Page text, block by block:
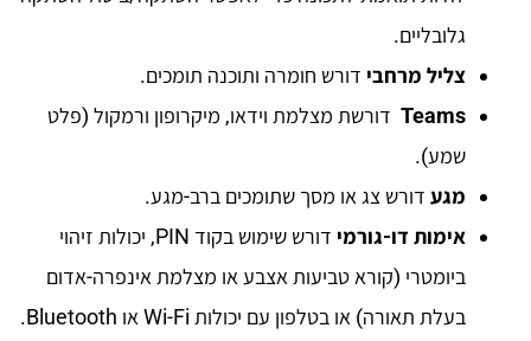
גלובליים.
צליל מרחבי דורש חומרה ותוכנה תומכים.
Teams דורשת מצלמת וידאו, מיקרופון ורמקול (פלט
שמע).
מגע דורש צג או מסך שתומכים ברב-מגע.
אימות דו-גורמי
דורש שימוש בקוד PIN, יכולות זיהוי
ביומטרי (קורא טביעות אצבע או מצלמת אינפרה-אדום
בעלת תאורה) או בטלפון עם יכולות Wi-Fi או Bluetooth.